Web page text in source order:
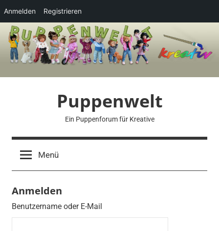
Anmelden Registrieren
Zum
Inhalt
springen
Puppenwelt
Ein Puppenforum für Kreative
Menü
Anmelden
Benutzername oder E-Mail